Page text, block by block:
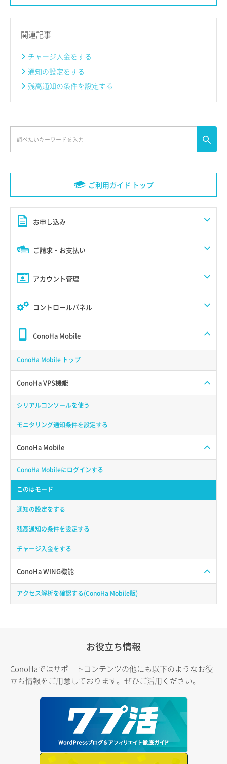
ご利用ガイド トップ
お申し込み
ご請求・お支払い
アカウント管理
コントロールパネル
ConoHa Mobile
ConoHa Mobile トップ
ConoHa VPS機能
シリアルコンソールを使う
モニタリング通知条件を設定する
ConoHa Mobile
ConoHa Mobileにログインする
このはモード
通知の設定をする
残高通知の条件を設定する
チャージ入金をする
ConoHa WING機能
アクセス解析を確認する(ConoHa Mobile版)
関連記事
チャージ入金をする
通知の設定をする
残高通知の条件を設定する
お役立ち情報
ConoHaではサポートコンテンツの他にも以下のようなお役
立ち情報をご用意しております。ぜひご活用ください。